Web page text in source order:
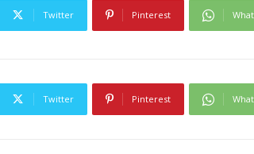
Twitter Pinterest
Twitter Pinterest